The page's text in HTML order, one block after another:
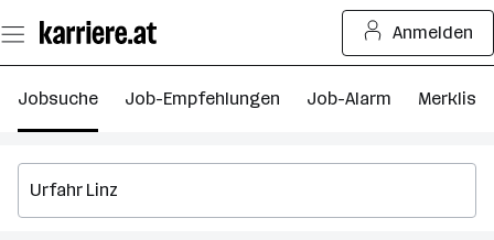
Seiteninhalt
springen
Anmelden
Jobsuche Job-Empfehlungen Job-Alarm Merkliste